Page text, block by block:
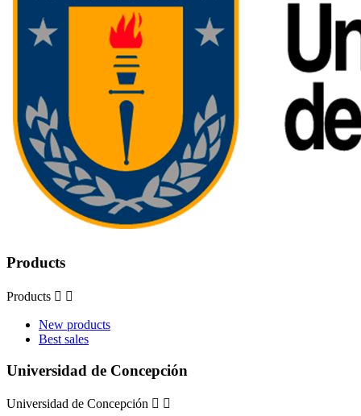
Products
Products  
New products
Best sales
Universidad de Concepción
Universidad de Concepción  